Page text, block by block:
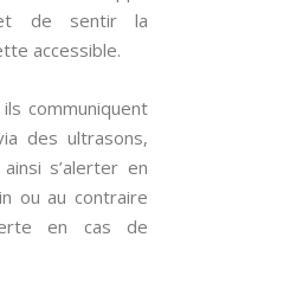
de sentir la
accessible.
communiquent
des ultrasons,
s’alerter en
ou au contraire
en cas de